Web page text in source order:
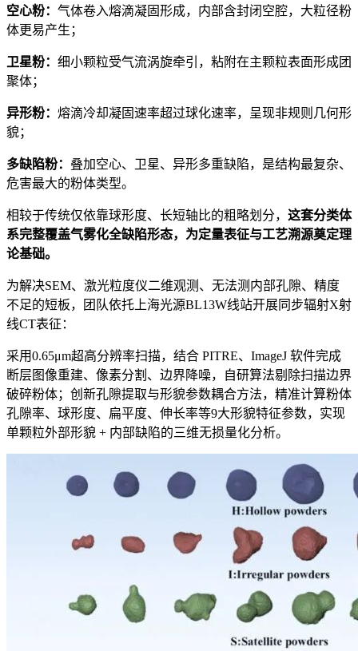
空心粉： 气体卷入熔滴凝固形成，内部含封闭空腔，大粒径粉
体更易产生；
卫星粉： 细小颗粒受气流涡旋牵引，粘附在主颗粒表面形成团
聚体；
异形粉： 熔滴冷却凝固速率超过球化速率，呈现非规则几何形
貌；
多缺陷粉： 叠加空心、卫星、异形多重缺陷，是结构最复杂、
危害最大的粉体类型。
相较于传统仅依靠球形度、长短轴比的粗略划分， 这套分类体
系完整覆盖气雾化全缺陷形态，为定量表征与工艺溯源奠定理
论基础。
为解决SEM、激光粒度仪二维观测、无法测内部孔隙、精度
不足的短板，团队依托上海光源BL13W线站开展同步辐射X射
线CT表征：
采用0.65μm超高分辨率扫描，结合 PITRE、ImageJ 软件完成
断层图像重建、像素分割、边界降噪，自研算法剔除扫描边界
破碎粉体；创新孔隙提取与形貌参数耦合方法，精准计算粉体
孔隙率、球形度、扁平度、伸长率等9大形貌特征参数，实现
单颗粒外部形貌 + 内部缺陷的三维无损量化分析。